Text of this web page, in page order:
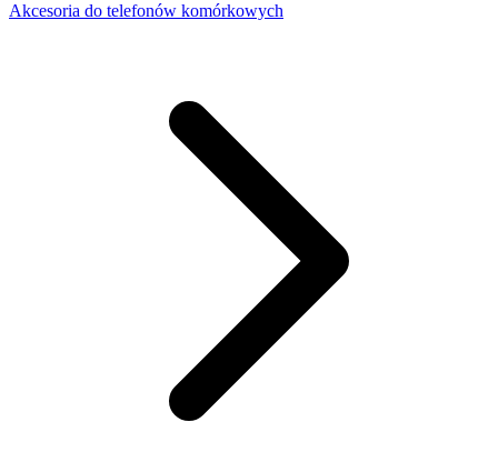
Akcesoria do telefonów komórkowych